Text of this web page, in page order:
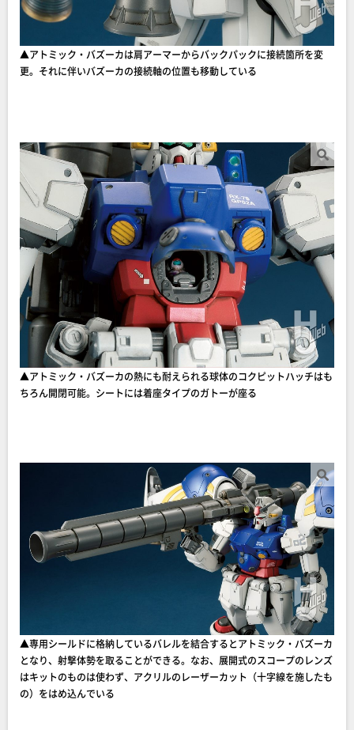
▲アトミック・バズーカは肩アーマーからバックパックに接続箇所を変
更。それに伴いバズーカの接続軸の位置も移動している
▲アトミック・バズーカの熱にも耐えられる球体のコクピットハッチはも
ちろん開閉可能。シートには着座タイプのガトーが座る
▲専用シールドに格納しているバレルを結合するとアトミック・バズーカ
となり、射撃体勢を取ることができる。なお、展開式のスコープのレンズ
はキットのものは使わず、アクリルのレーザーカット（十字線を施したも
の）をはめ込んでいる